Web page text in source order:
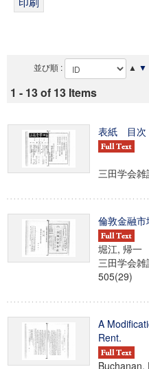
並び順 : ▲ ▼
1 - 13 of 13 Items
表紙 目次
三田学会
倫敦金融
堀江, 帰一
三田学会
505(29)
A
Rent.
Buchanan,